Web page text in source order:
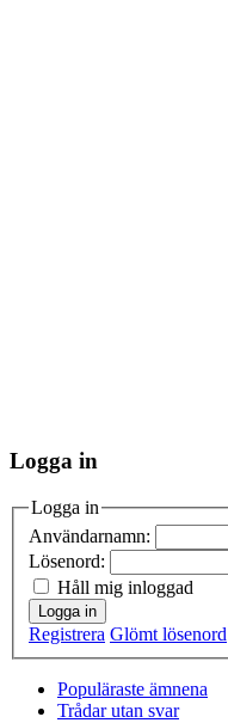
Logga in
Logga in
Användarnamn:
Lösenord:
Håll mig inloggad
Logga in
Registrera Glömt lösenord
Populäraste ämnena
Trådar utan svar